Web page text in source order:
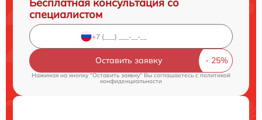
специалистом
Оставить заявку
Нажимая на кнопку "Оставить заявку" Вы соглашаетесь cполитикой
конфиденциальности